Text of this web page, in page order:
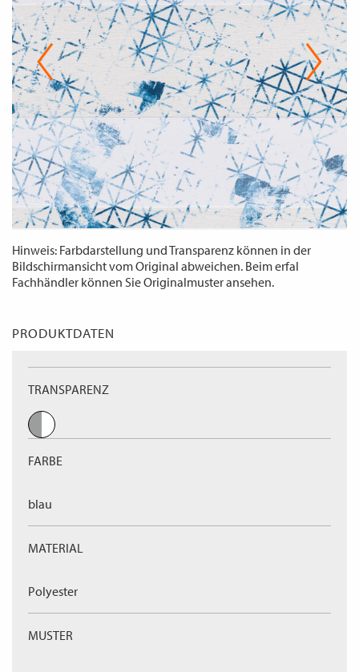
WECHSELN
DE
Hinweis: Farbdarstellung und Transparenz können in der
Bildschirmansicht vom Original abweichen. Beim erfal
Fachhändler können Sie Originalmuster ansehen.
PRODUKTDATEN
TRANSPARENZ
FARBE
blau
MATERIAL
Polyester
MUSTER